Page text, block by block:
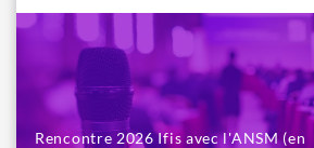
Rencontre 2026 Ifis avec l'ANSM (en